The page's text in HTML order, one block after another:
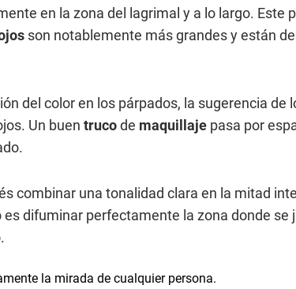
en la zona del lagrimal y a lo largo. Este
son notablemente más grandes y están
del color en los párpados, la sugerencia de
Un buen trucode maquillaje pasa por
combinar una tonalidad clara en la mitad
es difuminar perfectamente la zona donde